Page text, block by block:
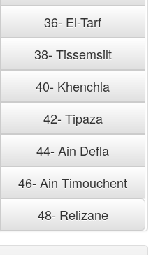
36- El-Tarf
38- Tissemsilt
40- Khenchla
42- Tipaza
44- Ain Defla
46- Ain Timouchent
48- Relizane